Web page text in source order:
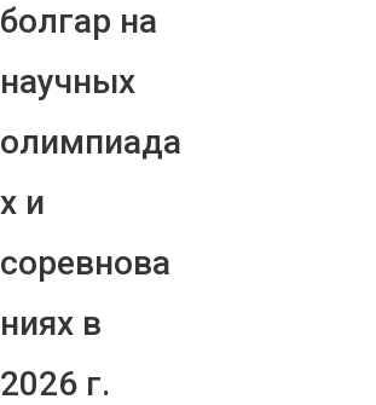
болгар на
научных
олимпиада
х и
соревнова
ниях в
2026 г.